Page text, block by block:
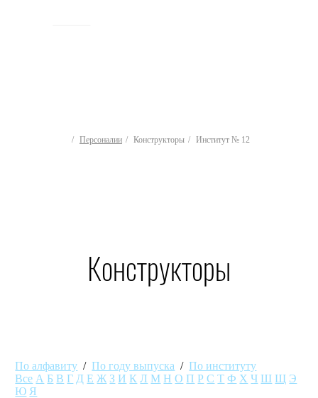
Персоналии Конструкторы Институт № 12
Конструкторы
По алфавиту /По году выпуска /По институту
Все А Б В Г Д Е Ж З И К Л М Н О П Р С Т Ф Х Ч Ш Щ Э
Ю Я